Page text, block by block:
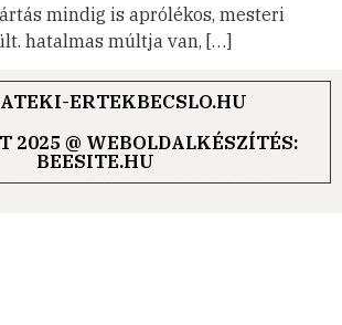
mindig is aprólékos, mesteri
hatalmas múltja van, […]
ERTEKBECSLO.HU
2025 @ WEBOLDALKÉSZÍTÉS:
BEESITE.HU